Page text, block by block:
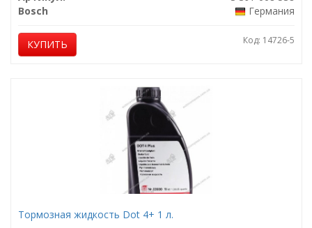
Bosch
Германия
КУПИТЬ Код: 14726-5
Тормозная жидкость Dot 4+ 1 л.